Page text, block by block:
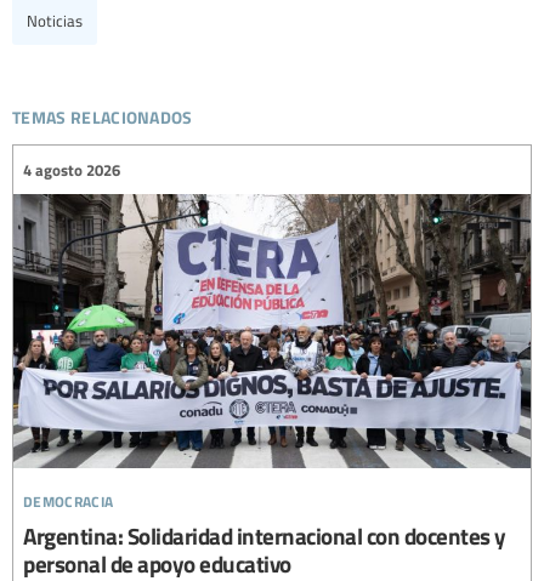
Noticias
temas relacionados
democracia
4 agosto 2026
Argentina: Solidaridad internacional con docentes y
personal de apoyo educativo